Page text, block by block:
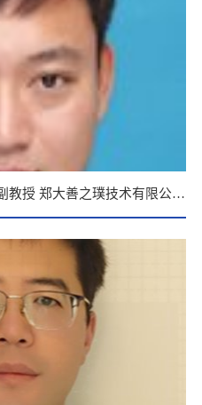
授 郑大善之璞技术有限公司
人